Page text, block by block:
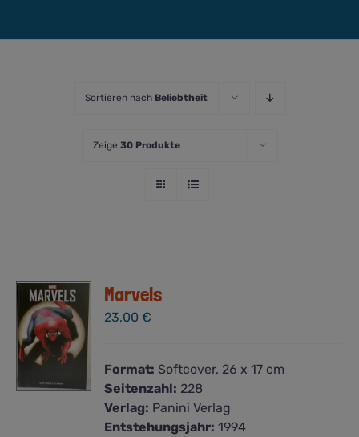
Sortieren nach Beliebtheit
Zeige 30 Produkte
Marvels
23,00€
Format: Softcover, 26 x 17 cm
Seitenzahl: 228
Verlag: Panini Verlag
Entstehungsjahr: 1994